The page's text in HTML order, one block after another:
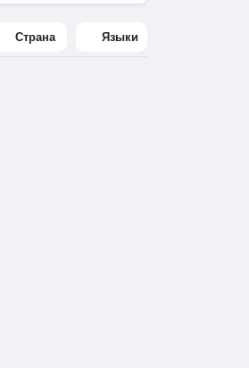
Страна Языки